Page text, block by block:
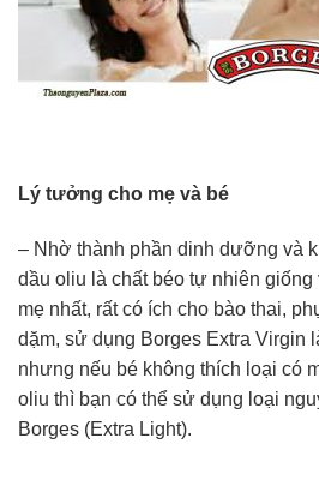
Lý tưởng cho mẹ và bé​
– Nhờ thành phần dinh dưỡng và
dầu oliu là chất béo tự nhiên
mẹ nhất, rất có ích cho bào thai,
dặm, sử dụng Borges Extra Virgin
nhưng nếu bé không thích loại có
oliu thì bạn có thể sử dụng loại
Borges (Extra Light).